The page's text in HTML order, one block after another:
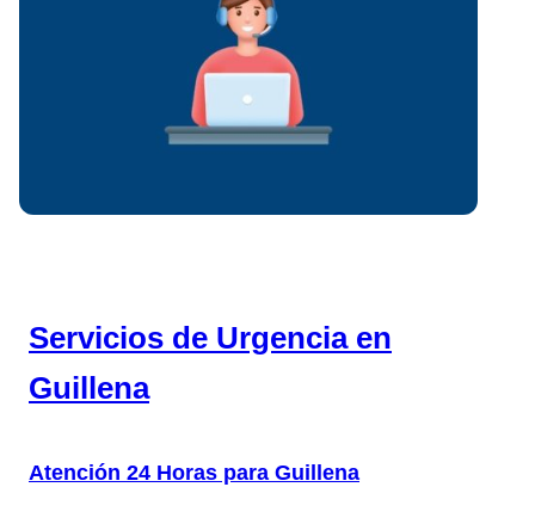
Servicios de Urgencia en
Guillena
Atención 24 Horas para Guillena